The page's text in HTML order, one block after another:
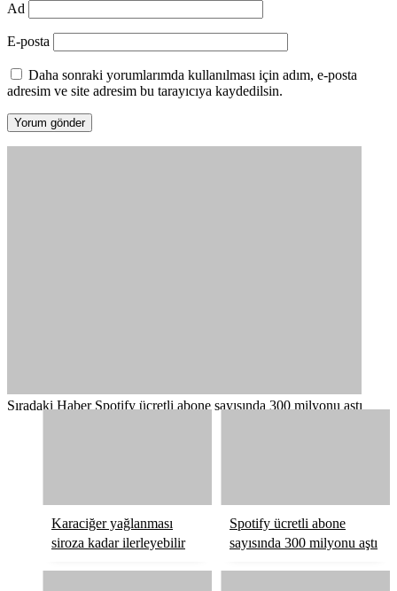
Ad
E-posta
Daha sonraki yorumlarımda kullanılması için adım, e-posta
adresim ve site adresim bu tarayıcıya kaydedilsin.
Sıradaki Haber Spotify ücretli abone sayısında 300 milyonu aştı
Karaciğer yağlanması
siroza kadar ilerleyebilir
Spotify ücretli abone
sayısında 300 milyonu aştı